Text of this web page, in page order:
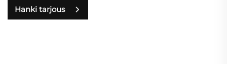
Hanki tarjous